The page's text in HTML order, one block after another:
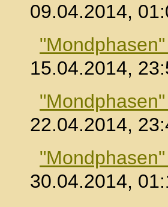
09.04.2014,
15.04.2014,
22.04.2014,
30.04.2014,